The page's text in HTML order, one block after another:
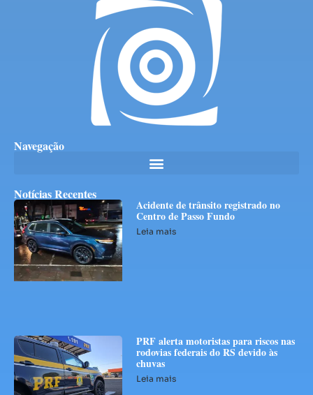
Navegação
Notícias Recentes
Acidente de trânsito registrado no
Centro de Passo Fundo
Leia mais
PRF alerta motoristas para riscos nas
rodovias federais do RS devido às
chuvas
Leia mais